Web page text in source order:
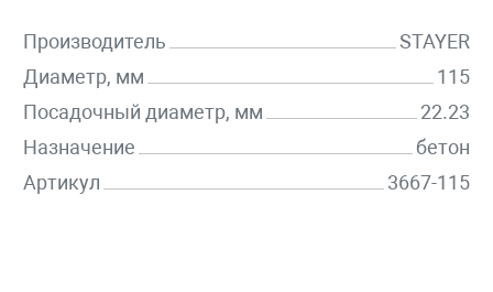
Производитель
STAYER
Диаметр, мм
115
Посадочный диаметр, мм
22.23
Назначение
бетон
Артикул
3667-115